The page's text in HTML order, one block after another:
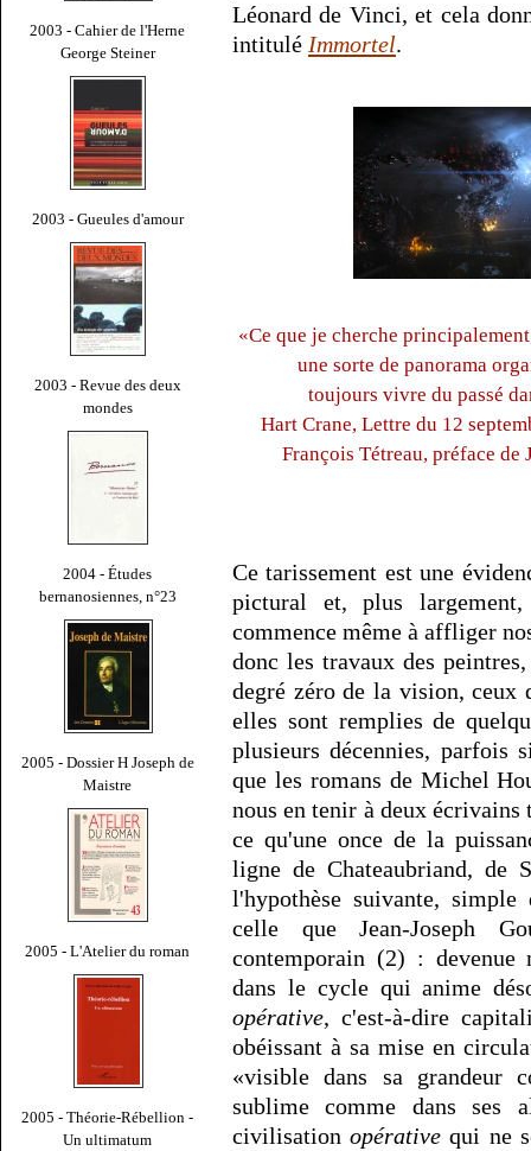
2003 - Cahier de l'Herne
George Steiner
2003 - Gueules d'amour
2003 - Revue des deux
mondes
2004 - Études
bernanosiennes, n°23
2005 - Dossier H Joseph de
Maistre
2005 - L'Atelier du roman
2005 - Théorie-Rébellion -
Un ultimatum
Léonard de Vinci, et cela
intitulé Immortel.
«Ce que je cherche
une sorte de panorama
toujours vivre du passé
Hart Crane, Lettre du 12
François Tétreau, préface de
Ce tarissement est une
pictural et, plus
commence même à affliger
donc les travaux des
degré zéro de la vision, ceux
elles sont remplies de
plusieurs décennies, parfois
que les romans de Michel
nous en tenir à deux
ce qu'une once de la
ligne de Chateaubriand, de
l'hypothèse suivante,
celle que Jean-Joseph
contemporain (2) : devenue
dans le cycle qui anime
opérative, c'est-à-dire
obéissant à sa mise en
«visible dans sa grandeur
sublime comme dans ses
civilisationopérative qui ne